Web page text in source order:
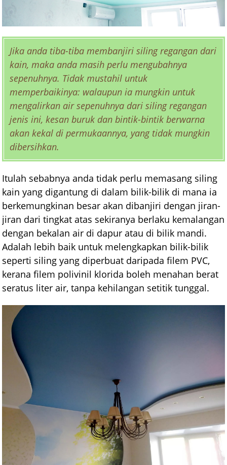
Jika anda tiba-tiba membanjiri siling regangan dari
kain, maka anda masih perlu mengubahnya
sepenuhnya. Tidak mustahil untuk
memperbaikinya: walaupun ia mungkin untuk
mengalirkan air sepenuhnya dari siling regangan
jenis ini, kesan buruk dan bintik-bintik berwarna
akan kekal di permukaannya, yang tidak mungkin
dibersihkan.
Itulah sebabnya anda tidak perlu memasang siling
kain yang digantung di dalam bilik-bilik di mana ia
berkemungkinan besar akan dibanjiri dengan jiran-
jiran dari tingkat atas sekiranya berlaku kemalangan
dengan bekalan air di dapur atau di bilik mandi.
Adalah lebih baik untuk melengkapkan bilik-bilik
seperti siling yang diperbuat daripada filem PVC,
kerana filem polivinil klorida boleh menahan berat
seratus liter air, tanpa kehilangan setitik tunggal.